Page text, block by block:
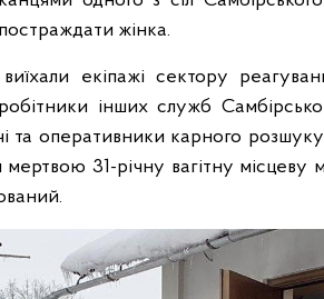
жінка.
екіпажі сектору
інших служб
та оперативники карного
мертвою 31-річну вагітну місцеву